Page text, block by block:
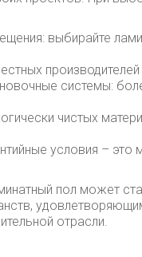
выбирайте
системы:
чистых
условия –
пол может
отрасли.